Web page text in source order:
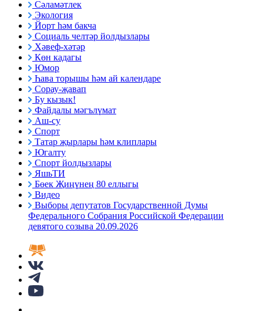
Сәламәтлек
Экология
Йорт һәм бакча
Социаль челтәр йолдызлары
Хәвеф-хәтәр
Көн кадагы
Юмор
Һава торышы һәм ай календаре
Сорау-җавап
Бу кызык!
Файдалы мәгълүмат
Аш-су
Спорт
Татар җырлары һәм клиплары
Югалту
Спорт йолдызлары
ЯшьТИ
Бөек Җиңүнең 80 еллыгы
Видео
Выборы депутатов Государственной Думы
Федерального Собрания Российской Федерации
девятого созыва 20.09.2026